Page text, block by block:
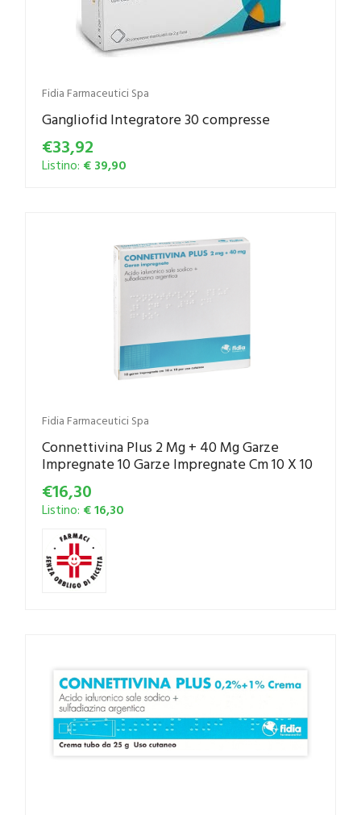
Fidia Farmaceutici Spa
Gangliofid Integratore 30 compresse
€33,92
Listino: € 39,90
Fidia Farmaceutici Spa
Connettivina Plus 2 Mg + 40 Mg Garze
Impregnate 10 Garze Impregnate Cm 10 X 10
€16,30
Listino: € 16,30